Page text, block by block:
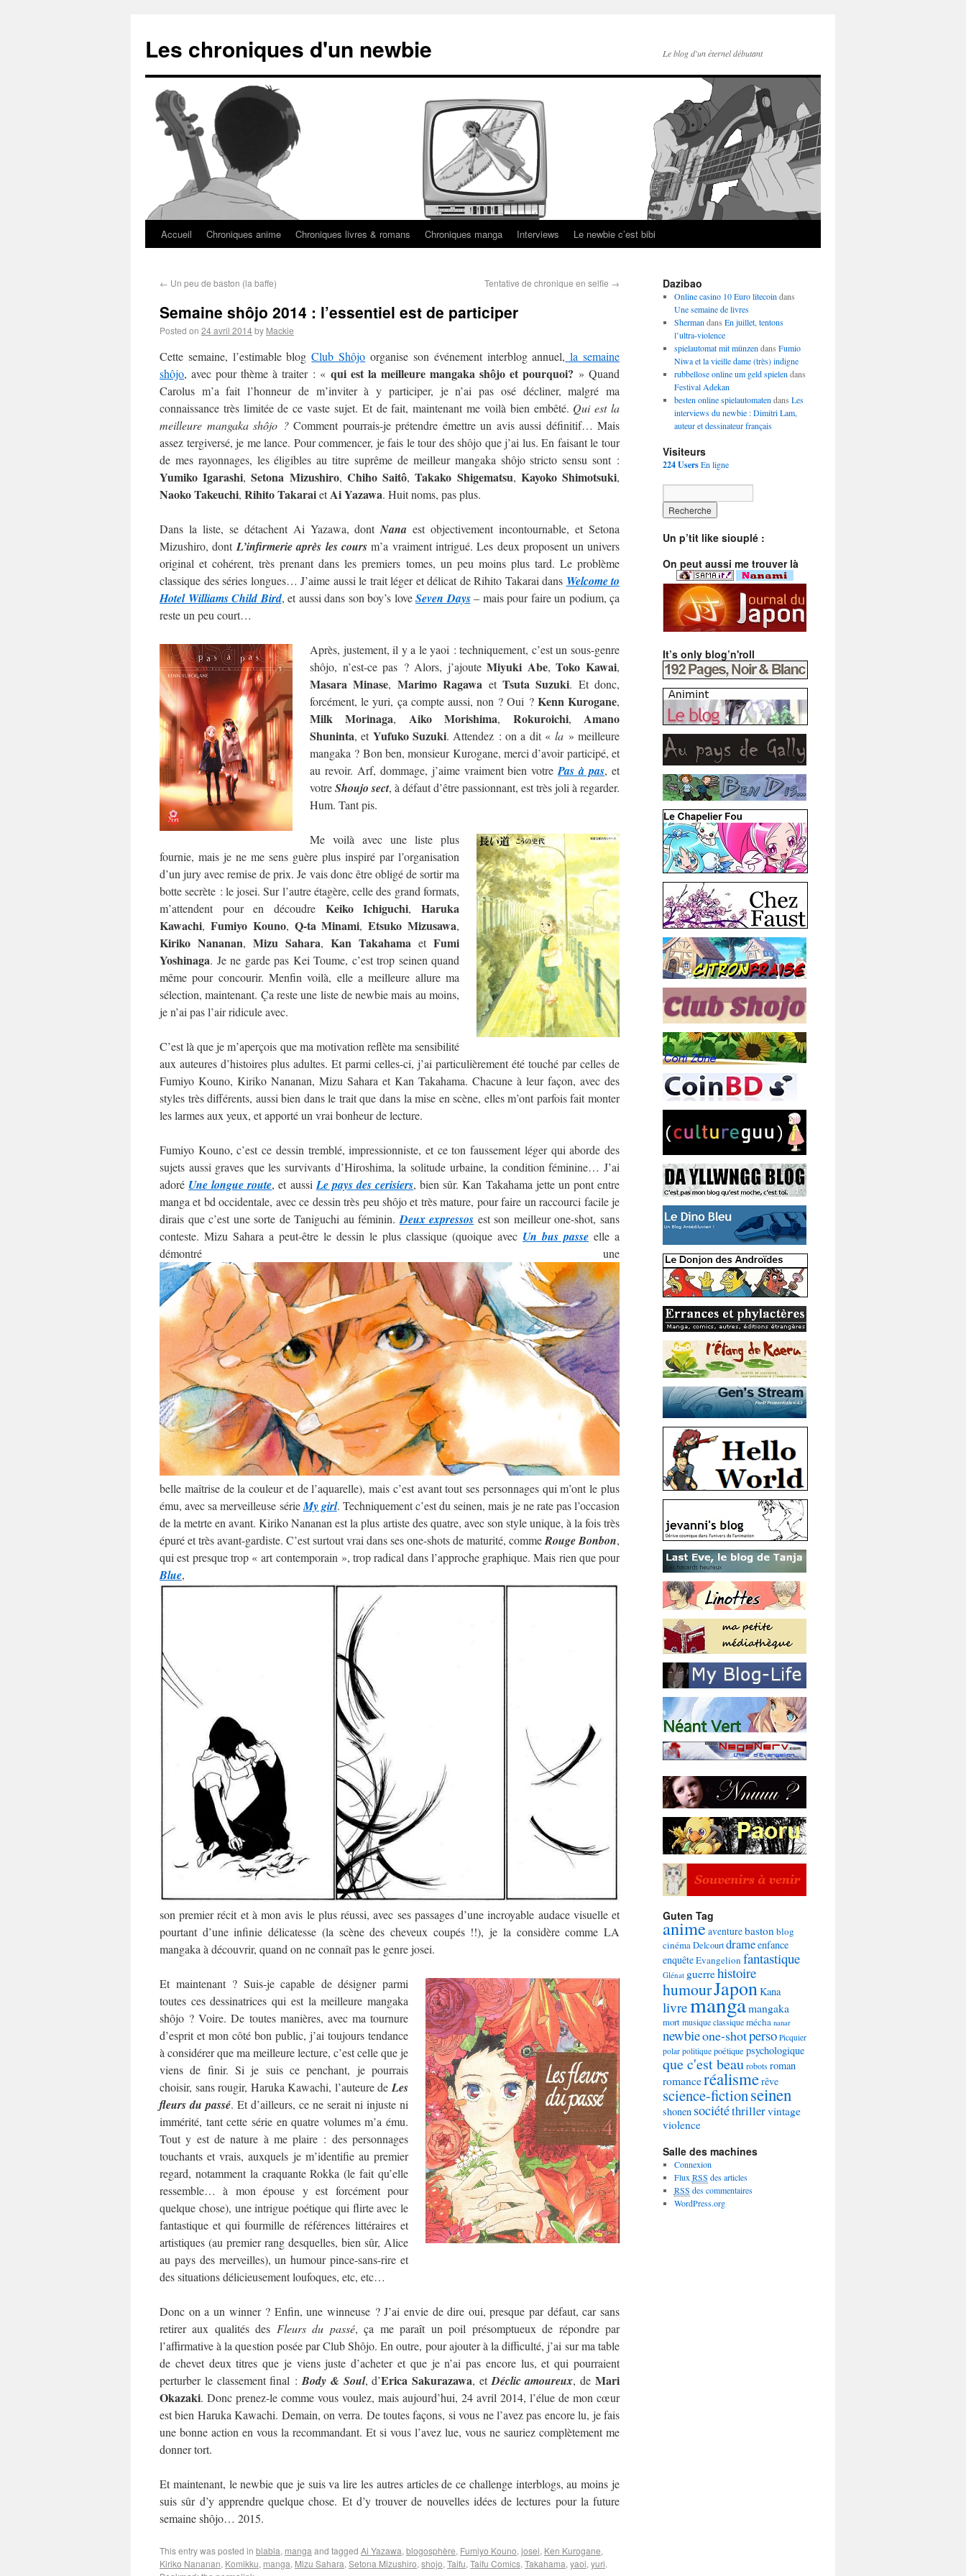
Les chroniques d'un newbie Le blog d'un éternel débutant
Accueil Chroniques anime Chroniques livres & romans Chroniques manga Interviews Le newbie c’est bibi
← Un peu de baston (la baffe) Tentative de chronique en selfie →
Semaine shôjo 2014 : l’essentiel est de participer
Posted on 24 avril 2014by Mackie
Cette semaine, l’estimable blogClub Shôjo organise son événement interblog annuel, la semaine
shôjo, avec pour thème à traiter : « qui est la meilleure mangaka shôjo et pourquoi? » Quand
Carolus m’a fait l’honneur de m’inviter à y participer, je n’ai pas osé décliner, malgré ma
connaissance très limitée de ce vaste sujet. Et de fait, maintenant me voilà bien embêté. Qui est la
meilleure mangaka shôjo ?Comment pourrais-je prétendre émettre un avis aussi définitif… Mais
assez tergiversé, je me lance. Pour commencer, je fais le tour des shôjo que j’ai lus. En faisant le tour
de mes rayonnages, les éligibles au titre suprême de meilleur mangaka shôjo stricto sensu sont :
Yumiko Igarashi,Setona Mizushiro, Chiho Saitô,Takako Shigematsu, Kayoko Shimotsuki,
NaokoTakeuchi, Rihito TakaraietAiYazawa. Huit noms, pas plus.
Dans la liste, se détachent Ai Yazawa, dontNana est objectivement incontournable, et Setona
Mizushiro, dont L’infirmerie après les coursm’a vraiment intrigué. Les deux proposent un univers
original et cohérent, très prenant dans les premiers tomes, un peu moins plus tard. Le problème
classique des séries longues… J’aime aussi le trait léger et délicat de Rihito Takarai dans Welcome to
Hotel Williams Child Bird, et aussi dans son boy’s loveSeven Days– mais pour faire un podium, ça
reste un peu court…
Après, justement, il y a le yaoi : techniquement, c’est un sous-genre
shôjo, n’est-ce pas ? Alors, j’ajouteMiyuki Abe,Toko Kawai,
Masara Minase, Marimo Ragawa et Tsuta Suzuki. Et donc,
forcément, le yuri, ça compte aussi, non ? Oui ? Kenn Kurogane,
Milk Morinaga, Aiko Morishima, Rokuroichi, Amano
Shuninta, et Yufuko Suzuki. Attendez : on a dit «la » meilleure
mangaka ? Bon ben, monsieur Kurogane, merci d’avoir participé, et
au revoir. Arf, dommage, j’aime vraiment bien votrePas à pas, et
votreShoujo sect, à défaut d’être passionnant, est très joli à regarder.
Hum. Tant pis.
Me voilà avec une liste plus
fournie, mais je ne me sens guère plus inspiré par l’organisation
d’un jury avec remise de prix. Je vais donc être obligé de sortir ma
botte secrète : le josei. Sur l’autre étagère, celle des grand formats,
m’attendent pour en découdre Keiko Ichiguchi,Haruka
Kawachi, Fumiyo Kouno, Q-ta Minami,Etsuko Mizusawa,
Kiriko Nananan, Mizu Sahara, Kan Takahama et Fumi
Yoshinaga. Je ne garde pas Kei Toume, c’est trop seinen quand
même pour concourir. Menfin voilà, elle a meilleure allure ma
sélection, maintenant. Ça reste une liste de newbie mais au moins,
je n’ai pas l’air ridicule avec.
C’est là que je m’aperçois que ma motivation reflète ma sensibilité
aux auteures d’histoires plus adultes. Et parmi celles-ci, j’ai particulièrement été touché par celles de
Fumiyo Kouno, Kiriko Nananan, Mizu Sahara et Kan Takahama. Chacune à leur façon, avec des
styles très différents, aussi bien dans le trait que dans la mise en scène, elles m’ont parfois fait monter
les larmes aux yeux, et apporté un vrai bonheur de lecture.
Fumiyo Kouno, c’est ce dessin tremblé, impressionniste, et ce ton faussement léger qui aborde des
sujets aussi graves que les survivants d’Hiroshima, la solitude urbaine, la condition féminine… J’ai
adoré Une longue route, et aussi Le pays des cerisiers, bien sûr. Kan Takahama jette un pont entre
manga et bd occidentale, avec ce dessin très peu shôjo et très mature, pour faire un raccourci facile je
dirais que c’est une sorte de Taniguchi au féminin. Deux expressos est son meilleur one-shot, sans
conteste. Mizu Sahara a peut-être le dessin le plus classique (quoique avec Un bus passe elle a
démontré une
belle maîtrise de la couleur et de l’aquarelle), mais c’est avant tout ses personnages qui m’ont le plus
ému, avec sa merveilleuse sérieMy girl. Techniquement c’est du seinen, mais je ne rate pas l’occasion
de la metrte en avant. Kiriko Nananan est la plus artiste des quatre, avec son style unique, à la fois très
épuré et très avant-gardiste. C’est surtout vrai dans ses one-shots de maturité, commeRouge Bonbon,
qui est presque trop « art contemporain », trop radical dans l’approche graphique. Mais rien que pour
Blue,
son premier récit et à mon avis le plus réussi, avec ses passages d’une incroyable audace visuelle et
pourtant d’une infinie délicatesse (la scène des cheveux coupés !!), je la considère comme LA
mangaka à découvrir, quand on ne connaît pas le genre josei.
Et maintenant ? Suis-je capable de désigner parmi
toutes ces dessinatrices qui est la meilleure mangaka
shôjo ? Voire. De toutes manières, avec ma tournure
d’esprit et mon côté bon public, j’ai toujours tendance
à considérer que ma meilleure lecture, c’est celle que je
viens de finir. Si je suis ce penchant, je pourrais
choisir, sans rougir, Haruka Kawachi, l’auteure deLes
fleurs du passé. Et d’ailleurs, ce ne serait ni injuste ni
immérité, tant cette série en quatre volumes m’a ému.
Tout y est de nature à me plaire : des personnages
touchants et vrais, auxquels je m’identifie au premier
regard, notamment la craquante Rokka (le fait qu’elle
ressemble… à mon épouse y est forcément pour
quelque chose), une intrigue poétique qui flirte avec le
fantastique et qui fourmille de références littéraires et
artistiques (au premier rang desquelles, bien sûr, Alice
au pays des merveilles), un humour pince-sans-rire et
des situations délicieusement loufoques, etc, etc…
Donc on a un winner ? Enfin, une winneuse ? J’ai envie de dire oui, presque par défaut, car sans
retirer aux qualités des Fleurs du passé, ça me paraît un poil présomptueux de répondre par
l’affirmative à la question posée par Club Shôjo. En outre, pour ajouter à la difficulté, j’ai sur ma table
de chevet deux titres que je viens juste d’acheter et que je n’ai pas encore lus, et qui pourraient
perturber le classement final :Body & Soul, d’Erica Sakurazawa, etDéclic amoureux, deMari
Okazaki. Donc prenez-le comme vous voulez, mais aujourd’hui, 24 avril 2014, l’élue de mon cœur
est bien Haruka Kawachi. Demain, on verra. De toutes façons, si vous ne l’avez pas encore lu, je fais
une bonne action en vous la recommandant. Et si vous l’avez lue, vous ne sauriez complètement me
donner tort.
Et maintenant, le newbie que je suis va lire les autres articles de ce challenge interblogs, au moins je
suis sûr d’y apprendre quelque chose. Et d’y trouver de nouvelles idées de lectures pour la future
semaine shôjo… 2015.
This entry was posted in blabla, manga and tagged Ai Yazawa, blogosphère, Fumiyo Kouno, josei, Ken Kurogane,
Kiriko Nananan, Komikku, manga, Mizu Sahara, Setona Mizushiro, shojo, Taifu, Taifu Comics, Takahama, yaoi, yuri.
Dazibao
Online casino 10 Euro litecoin dans
Une semaine de livres
Sherman dans En juillet, tentons
l’ultra-violence
spielautomat mit münzen dans Fumio
Niwa et la vieille dame (très) indigne
rubbellose online um geld spielen dans
Festival Adekan
besten online spielautomaten dans Les
interviews du newbie : Dimitri Lam,
auteur et dessinateur français
Visiteurs
224 UsersEn ligne
Un p’tit like siouplé :
On peut aussi me trouver là
It’s only blog’n'roll
Guten Tag
animeaventurebaston blog
cinémaDelcourtdrameenfance
enquêteEvangelion fantastique
Glénat guerrehistoire
humourJapon Kana
livremangamangaka
mortmusique classiquemécha nanar
newbieone-shotperso Picquier
polar politique poétique psychologique
que c'est beaurobotsroman
romanceréalismerêve
science-fictionseinen
shonen sociététhrillervintage
violence
Salle des machines
Connexion
Flux RSS des articles
RSS des commentaires
WordPress.org